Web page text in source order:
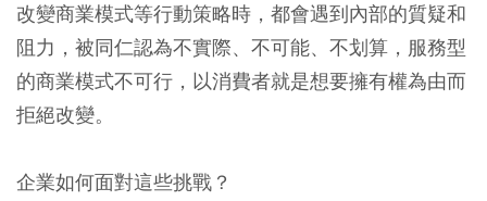
改變商業模式等行動策略時，都會遇到內部的質疑和
阻力，被同仁認為不實際、不可能、不划算，服務型
的商業模式不可行，以消費者就是想要擁有權為由而
拒絕改變。
企業如何面對這些挑戰？